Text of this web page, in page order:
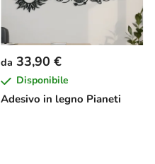
Adesivo in legno Pianeti
da 33,90 €
Disponibile